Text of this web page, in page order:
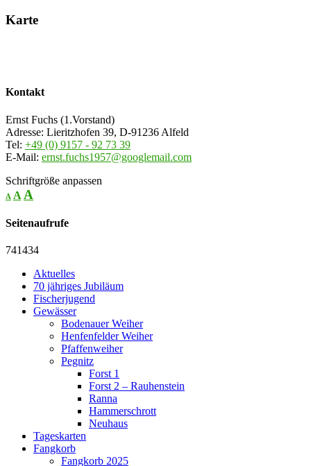
Karte
Kontakt
Ernst Fuchs (1.Vorstand)
Adresse: Lieritzhofen 39, D-91236 Alfeld
Tel: +49 (0) 9157 - 92 73 39
E-Mail: ernst.fuchs1957@googlemail.com
Schriftgröße anpassen
A A A
Seitenaufrufe
741434
Aktuelles
70 jähriges Jubiläum
Fischerjugend
Gewässer
Bodenauer Weiher
Henfenfelder Weiher
Pfaffenweiher
Pegnitz
Forst 1
Forst 2 – Rauhenstein
Ranna
Hammerschrott
Neuhaus
Tageskarten
Fangkorb
Fangkorb 2025